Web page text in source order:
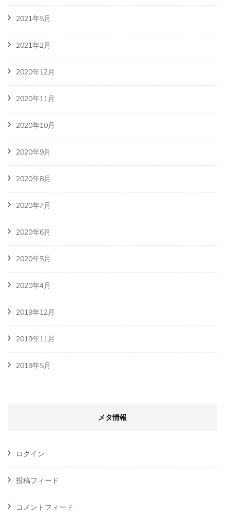
2021年5月
2021年2月
2020年12月
2020年11月
2020年10月
2020年9月
2020年8月
2020年7月
2020年6月
2020年5月
2020年4月
2019年12月
2019年11月
2019年5月
メタ情報
ログイン
投稿フィード
コメントフィード